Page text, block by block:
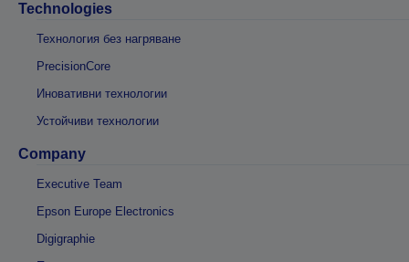
Technologies
Технология без нагряване
PrecisionCore
Иновативни технологии
Устойчиви технологии
Company
Executive Team
Epson Europe Electronics
Digigraphie